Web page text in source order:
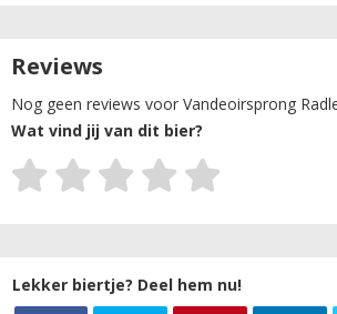
Reviews
Nog geen reviews voor Vandeoirsprong
Wat vind jij van dit bier?
Lekker biertje? Deel hem nu!